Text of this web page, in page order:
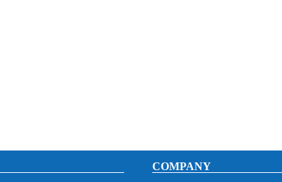
COMPANY